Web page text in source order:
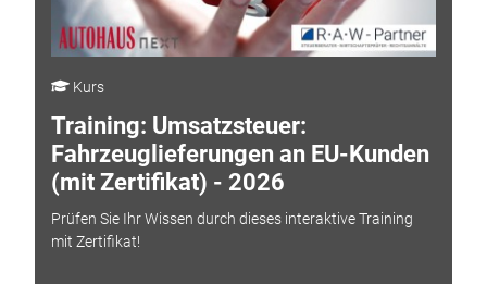
Kurs
Training: Umsatzsteuer:
Fahrzeuglieferungen an EU-Kunden
(mit Zertifikat) - 2026
Prüfen Sie Ihr Wissen durch dieses interaktive Training
mit Zertifikat!